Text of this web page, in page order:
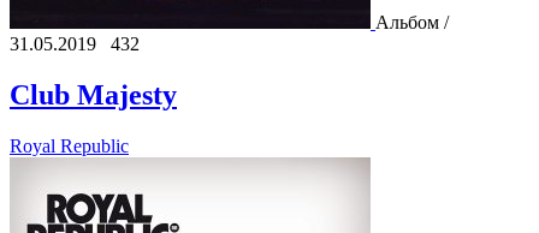
Альбом /
31.05.2019
432
Club Majesty
Royal Republic